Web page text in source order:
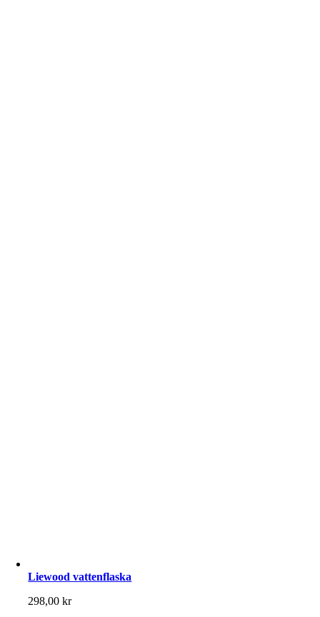
Liewood vattenflaska
298,00kr